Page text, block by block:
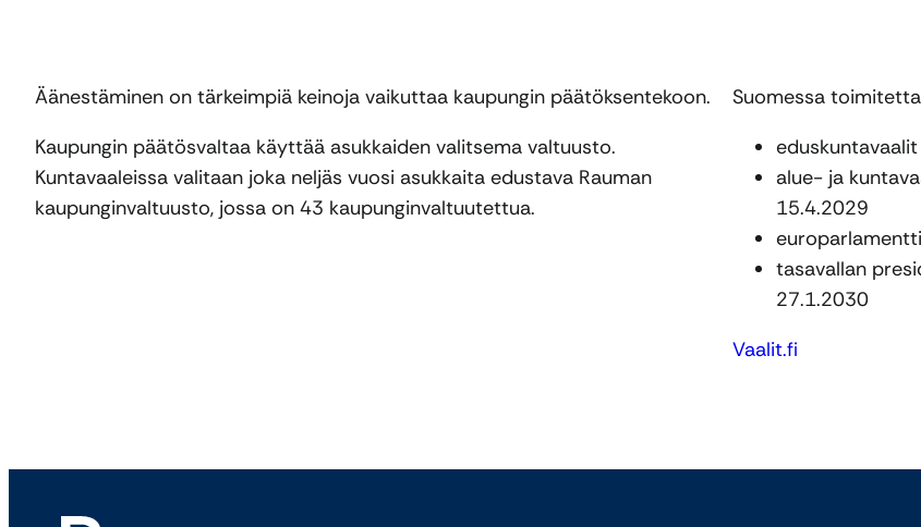
Äänestäminen on tärkeimpiä keinoja vaikuttaa kaupungin päätöksentekoon.
Kaupungin päätösvaltaa käyttää asukkaiden valitsema valtuusto.
Kuntavaaleissa valitaan joka neljäs vuosi asukkaita edustava Rauman
kaupunginvaltuusto, jossa on 43 kaupunginvaltuutettua.
Suomessa
alue- ja
15.4.2029
tasavallan
27.1.2030
Vaalit.fi